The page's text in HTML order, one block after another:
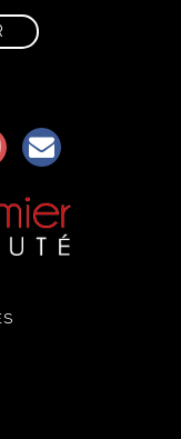
Instagram
le compte Linkedin
Lien vers la chaîne
S'aWonner à